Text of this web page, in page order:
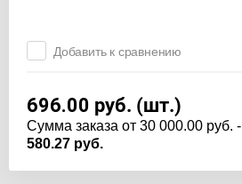
Добавить к сравнению
696.00 руб. (шт.)
Cумма заказа от 30 000.00 руб. -
580.27 руб.